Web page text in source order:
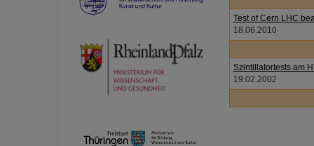
Test of Cern LHC
18.06.2010
Szintillatortests am
19.02.2002